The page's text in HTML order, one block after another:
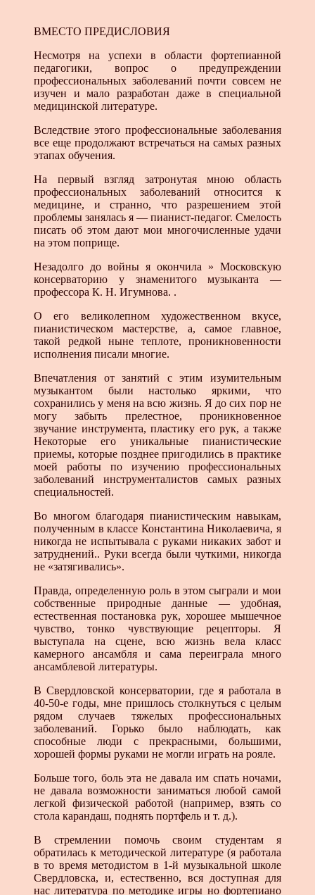
ВМЕСТО ПРЕДИСЛОВИЯ
Несмотря на успехи в области фортепианной
педагогики, вопрос о предупреждении
профессиональных заболеваний почти совсем не
изучен и мало разработан даже в специальной
медицинской литературе.
Вследствие этого профессиональные заболевания
все еще продолжают встречаться на самых разных
этапах обучения.
На первый взгляд затронутая мною область
профессиональных заболеваний относится к
медицине, и странно, что разрешением этой
проблемы занялась я — пианист-педагог. Смелость
писать об этом дают мои многочисленные удачи
на этом поприще.
Незадолго до войны я окончила » Московскую
консерваторию у знаменитого музыканта —
профессора К. Н. Игумнова. .
О его великолепном художественном вкусе,
пианистическом мастерстве, а, самое главное,
такой редкой ныне теплоте, проникновенности
исполнения писали многие.
Впечатления от занятий с этим изумительным
музыкантом были настолько яркими, что
сохранились у меня на всю жизнь. Я до сих пор не
могу забыть прелестное, проникновенное
звучание инструмента, пластику его рук, а также
Некоторые его уникальные пианистические
приемы, которые позднее пригодились в практике
моей работы по изучению профессиональных
заболеваний инструменталистов самых разных
специальностей.
Во многом благодаря пианистическим навыкам,
полученным в классе Константина Николаевича, я
никогда не испытывала с руками никаких забот и
затруднений.. Руки всегда были чуткими, никогда
не «затягивались».
Правда, определенную роль в этом сыграли и мои
собственные природные данные — удобная,
естественная постановка рук, хорошее мышечное
чувство, тонко чувствующие рецепторы. Я
выступала на сцене, всю жизнь вела класс
камерного ансамбля и сама переиграла много
ансамблевой литературы.
В Свердловской консерватории, где я работала в
40-50-е годы, мне пришлось столкнуться с целым
рядом случаев тяжелых профессиональных
заболеваний. Горько было наблюдать, как
способные люди с прекрасными, большими,
хорошей формы руками не могли играть на рояле.
Больше того, боль эта не давала им спать ночами,
не давала возможности заниматься любой самой
легкой физической работой (например, взять со
стола карандаш, поднять портфель и т. д.).
В стремлении помочь своим студентам я
обратилась к методической литературе (я работала
в то время методистом в 1-й музыкальной школе
Свердловска, и, естественно, вся доступная для
нас литература по методике игры но фортепиано